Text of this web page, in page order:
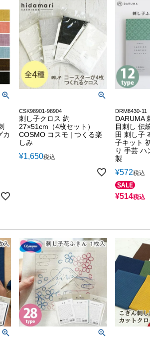
カ
CSK98901-98904
刺し子クロス 約
27×51cm（4枚セット）
COSMO コスモ | つくる楽
しみ
¥1,650税込
DRM8430-11
DARUMA
目刺し 伝
田 刺し子
子キット
り 手芸 ハ
製
¥572税込
¥514税込